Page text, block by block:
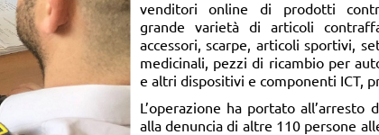
venditori online di prodotti
grande varietà di articoli
accessori, scarpe, articoli sportivi,
medicinali, pezzi di ricambio per
e altri dispositivi e componenti ICT,
L’operazione ha portato
alla denuncia di altre 110 persone